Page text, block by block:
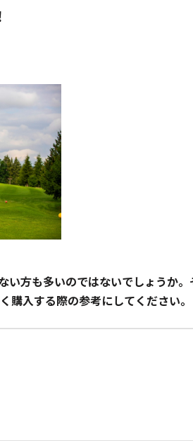
い方も多いのではないでしょうか
購入する際の参考にしてください。